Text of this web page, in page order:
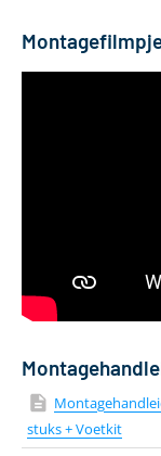
Bevestiging via T-
stuks + Voetkit